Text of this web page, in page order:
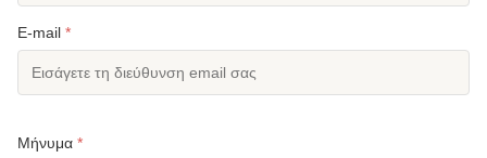
E-mail *
Μήνυμα *